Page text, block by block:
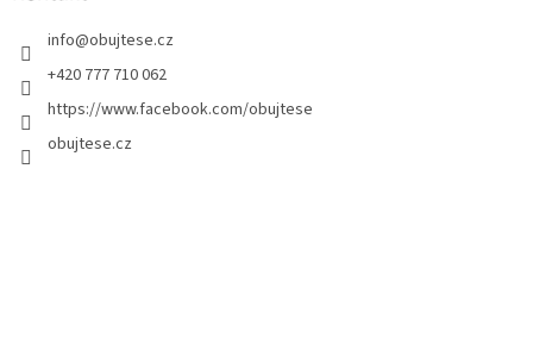
info@obujtese.cz
+420 777 710 062
https://www.facebook.com/obujtese
obujtese.cz